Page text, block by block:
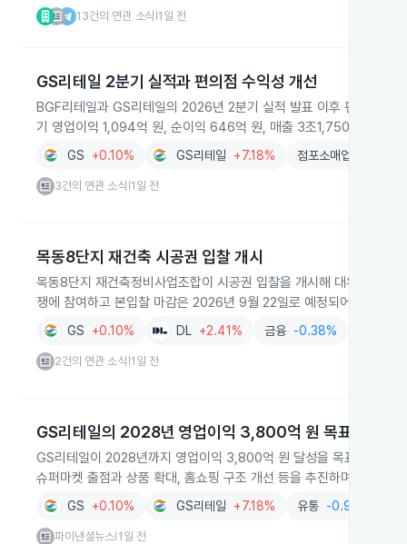
13건의 연관 소식 1일 전
GS리테일 2분기 실적과 편의점 수익성 개선
BGF리테일과 GS리테일의 2026년 2분기 실적 발표 이후 편의점 업
기 영업이익 1,094억 원, 순이익 646억 원, 매출 3조1,750억 원을 기
GS +0.10% GS리테일 +7.18% 점포소매업
3건의 연관 소식 1일 전
목동8단지 재건축 시공권 입찰 개시
목동8단지 재건축정비사업조합이 시공권 입찰을 개시해 대우건설,
쟁에 참여하고 본입찰 마감은 2026년 9월 22일로 예정되어 있습니다.
GS +0.10% DL +2.41% 금융 -0.38%
2건의 연관 소식 1일 전
GS리테일의 2028년 영업이익 3,800억 원 목표와 구조
GS리테일이 2028년까지 영업이익 3,800억 원 달성을 목표로 비핵
슈퍼마켓 출점과 상품 확대, 홈쇼핑 구조 개선 등을 추진하며 유통 업
GS +0.10% GS리테일 +7.18% 유통 -0.95%
파이낸셜뉴스 1일 전